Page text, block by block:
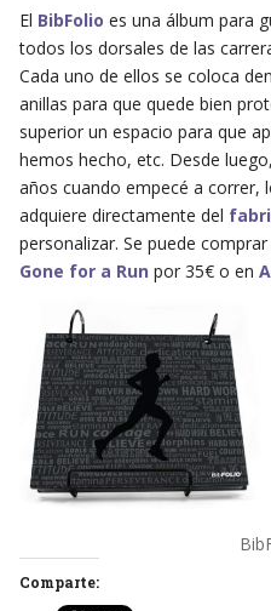
El BibFolio es una álbum para
todos los dorsales de las
Cada uno de ellos se coloca
anillas para que quede bien
superior un espacio para que
hemos hecho, etc. Desde
años cuando empecé a correr,
adquiere directamente del
personalizar. Se puede
Gone for a Run por 35€ o en
Comparte: